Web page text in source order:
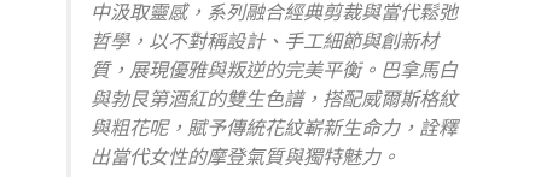
中汲取靈感，系列融合經典剪裁與當代鬆弛
哲學，以不對稱設計、手工細節與創新材
質，展現優雅與叛逆的完美平衡。巴拿馬白
與勃艮第酒紅的雙生色譜，搭配威爾斯格紋
與粗花呢，賦予傳統花紋嶄新生命力，詮釋
出當代女性的摩登氣質與獨特魅力。